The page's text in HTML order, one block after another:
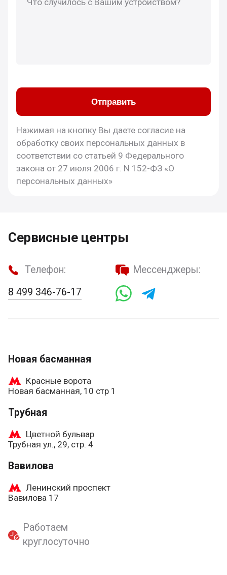
Отправить
Нажимая на кнопку Вы даете согласие на
обработку своих персональных данных в
соответствии со статьей 9 Федерального
закона от 27 июля 2006 г. N 152-ФЗ «О
персональных данных»
Сервисные центры
Телефон:
8 499 346-76-17
Мессенджеры:
Новая басманная
Красные ворота
Новая басманная, 10 стр 1
Трубная
Цветной бульвар
Трубная ул., 29, стр. 4
Вавилова
Ленинский проспект
Вавилова 17
Работаем
круглосуточно